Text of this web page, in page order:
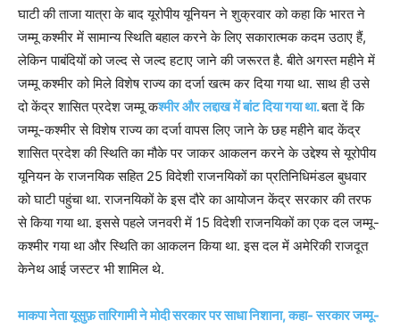
घाटी की ताजा यात्रा के बाद यूरोपीय यूनियन ने शुक्रवार को कहा कि भारत ने
जम्मू कश्मीर में सामान्य स्थिति बहाल करने के लिए सकारात्मक कदम उठाए हैं,
लेकिन पाबंदियों को जल्द से जल्द हटाए जाने की जरूरत है. बीते अगस्त महीने में
जम्मू कश्मीर को मिले विशेष राज्य का दर्जा खत्म कर दिया गया था. साथ ही उसे
दो केंद्र शासित प्रदेश जम्मू कश्मीर और लद्दाख में बांट दिया गया था.बता दें कि
जम्मू-कश्मीर से विशेष राज्य का दर्जा वापस लिए जाने के छह महीने बाद केंद्र
शासित प्रदेश की स्थिति का मौके पर जाकर आकलन करने के उद्देश्य से यूरोपीय
यूनियन के राजनयिक सहित 25 विदेशी राजनयिकों का प्रतिनिधिमंडल बुधवार
को घाटी पहुंचा था. राजनयिकों के इस दौरे का आयोजन केंद्र सरकार की तरफ
से किया गया था. इससे पहले जनवरी में 15 विदेशी राजनयिकों का एक दल जम्मू-
कश्मीर गया था और स्थिति का आकलन किया था. इस दल में अमेरिकी राजदूत
केनेथ आई जस्टर भी शामिल थे.
माकपा नेता यूसुफ़ तारिगामी ने मोदी सरकार पर साधा निशाना, कहा- सरकार जम्मू-